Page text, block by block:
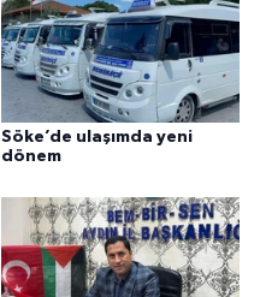
Söke’de ulaşımda yeni
dönem